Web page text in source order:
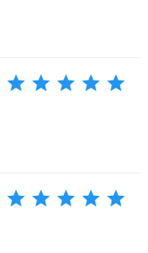
star star star star star
star star star star star